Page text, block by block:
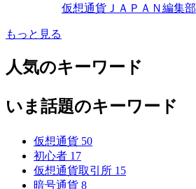
仮想通貨ＪＡＰＡＮ編集部
もっと見る
人気のキーワード
いま話題のキーワード
仮想通貨 50
初心者 17
仮想通貨取引所 15
暗号通貨 8